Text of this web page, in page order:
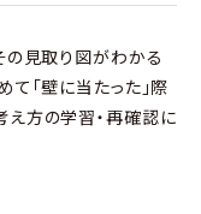
の見取り図がわかる
「壁に当たった」際
方の学習・再確認に